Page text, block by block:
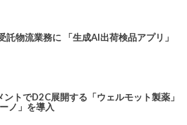
物流業務に 「生成AI出荷検品アプリ」
トでD2C展開する「ウェルモット製薬」
ノ」を導入